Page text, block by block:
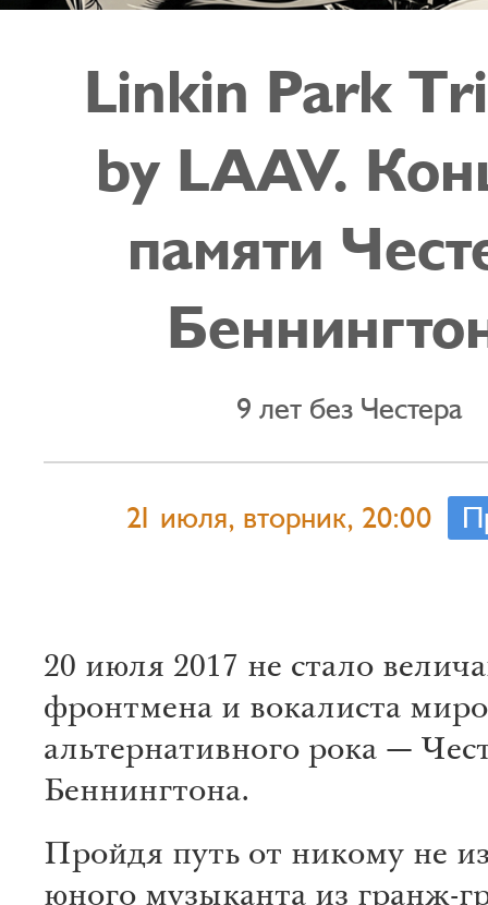
Linkin Park
by LAAV.
памяти
9 лет без Честера
21 июля, вторник, 20:00
20 июля 2017 не стало
фронтмена и вокалиста
альтернативного рока —
Беннингтона.
Пройдя путь от никому не
юного музыканта из гранж-